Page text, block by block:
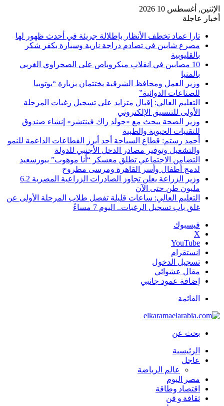
الإثنين, أغسطس 10 2026
أخبار عاجلة
تارا عماد تخطف الأنظار بإطلالة جريئة في أحدث ظهور لها
مصرع شابين في تصادم دراجة نارية وسيارة بكفر شكر
بالقليوبية
10 مصابين في انقلاب ميكروباص على الصحراوي الغربي
بالمنيا
وزير العمل ومحافظ الشرقية يختتمان بزيارة “يوتوبيا
للصناعات الدوائية”
التعليم العالي: إقبال متزايد على تسجيل رغبات المرحلة
الأولى للتنسيق الإلكتروني
وزير الصحة يبحث مع «جولد راك فينتشر» إنشاء صندوق
للتقنيات الحيوية والطبية
أحمد رستم: قطاع السياحة أحد أبرز القطاعات الداعمة للنمو
والتشغيل وتوفير مصادر الدخل الأجنبي للدولة
التضامن الاجتماعي تطلق معسكر “أنا موهوب” ببورسعيد
لدمج أطفال وأسر القاهرة ومرسى مطروح
وزير الزراعة يعلن تجاوز الصادرات الزراعية المصرية 6.2
مليون طن حتى الآن
التعليم العالي: ساعات قليلة تفصل طلاب المرحلة الأولى عن
غلق باب تسجيل الرغبات.. اليوم 7 مساءً
فيسبوك
‫X
‫YouTube
انستقرام
تسجيل الدخول
مقال عشوائي
إضافة عمود جانبي
القائمة
بحث عن
الرئيسية
عاجل
عالم الرياضة
مصر اليوم
اقتصاد وطاقة
ثقافة و فن